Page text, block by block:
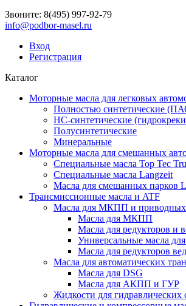
Звоните: 8(495) 997-92-79
info@podbor-masel.ru
Вход
Регистрация
Каталог
Моторные масла для легковых
Полностью синтетические
НС-синтетические
Полусинтетические
Минеральные
Моторные масла для смешанных
Специальные масла Top Tec
Специальные масла Langzeit
Масла для смешанных парков
Трансмиссионные масла и ATF
Масла для МКПП и приводных
Масла для МКПП
Масла для редукторов и
Универсальные масла
Масла для редукторов
Масла для автоматических
Масла для DSG
Масла для АКПП и ГУР
Жидкости для гидравлических